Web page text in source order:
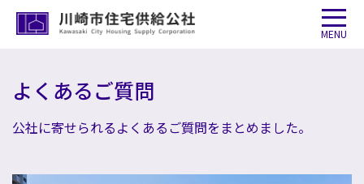
MENU
よくあるご質問
公社に寄せられるよくあるご質問をまとめました。